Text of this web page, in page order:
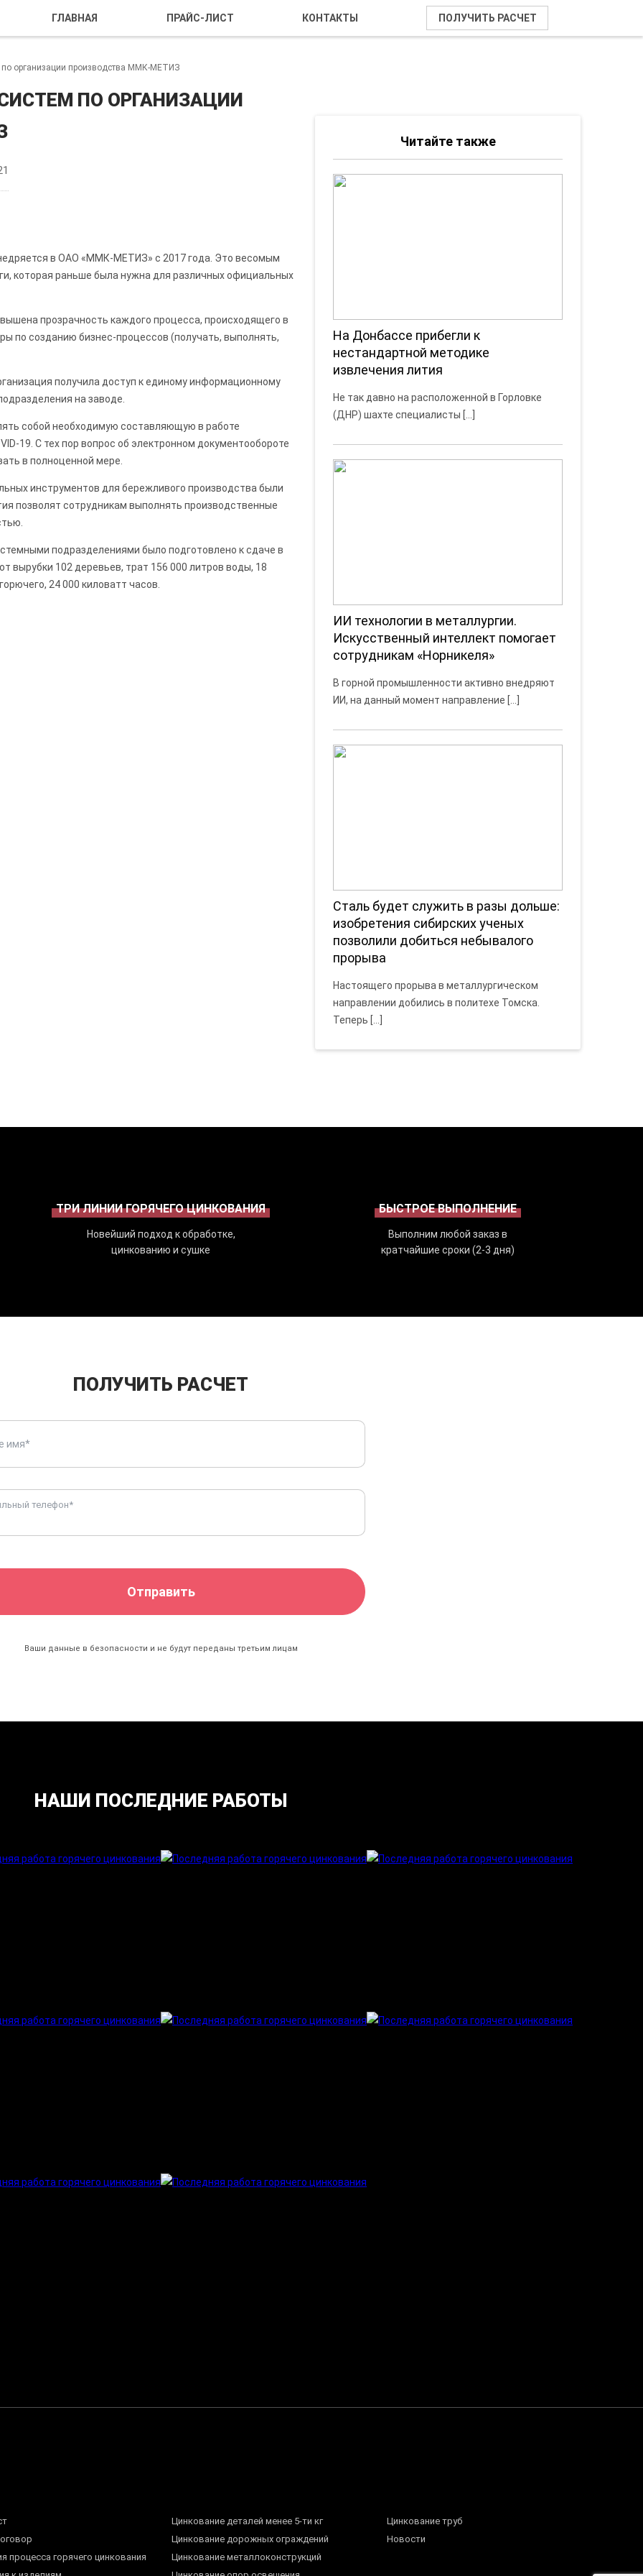
ГЛАВНАЯ ПРАЙС-ЛИСТ КОНТАКТЫ ПОЛУЧИТЬ РАСЧЕТ
по организации производства ММК-МЕТИЗ
ПО ОРГАНИЗАЦИИ
в ОАО «ММК-МЕТИЗ» с 2017 года. Это весомым
которая раньше была нужна для различных официальных
прозрачность каждого процесса, происходящего в
по созданию бизнес-процессов (получать, выполнять,
получила доступ к единому информационному
на заводе.
собой необходимую составляющую в работе
19. С тех пор вопрос об электронном документообороте
в полноценной мере.
инструментов для бережливого производства были
позволят сотрудникам выполнять производственные
подразделениями было подготовлено к сдаче в
вырубки 102 деревьев, трат 156 000 литров воды, 18
24 000 киловатт часов.
Читайте также
На Донбассе прибегли к
нестандартной методике
извлечения лития
Не так давно на расположенной в Горловке
(ДНР) шахте специалисты […]
ИИ технологии в металлургии.
Искусственный интеллект помогает
сотрудникам «Норникеля»
В горной промышленности активно внедряют
ИИ, на данный момент направление […]
Сталь будет служить в разы дольше:
изобретения сибирских ученых
позволили добиться небывалого
прорыва
Настоящего прорыва в металлургическом
направлении добились в политехе Томска.
Теперь […]
ТРИ ЛИНИИ ГОРЯЧЕГО ЦИНКОВАНИЯ
Новейший подход к обработке,
цинкованию и сушке
БЫСТРОЕ ВЫПОЛНЕНИЕ
Выполним любой заказ в
кратчайшие сроки (2-3 дня)
ПОЛУЧИТЬ РАСЧЕТ
телефон*
Ваши данные в безопасности и не будут переданы третьим лицам
НАШИ ПОСЛЕДНИЕ РАБОТЫ
процесса горячего цинкования
Цинкование деталей менее 5-ти кг
Цинкование дорожных ограждений
Цинкование металлоконструкций
Цинкование труб
Новости